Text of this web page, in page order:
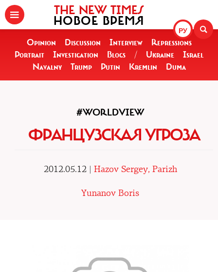
РУ
THE NEW TIMES
НОВОЕ ВРЕМЯ
Opinion Discussion Interview
Repressions
Portrait
Investigation Blogs / Ukraine
Israel
Navalny
Trump Putin Kremlin Duma
#WORLDVIEW
ФРАНЦУЗСКАЯ УГРОЗА
2012.05.12 | Hazov Sergey, Parizh
Yunanov Boris